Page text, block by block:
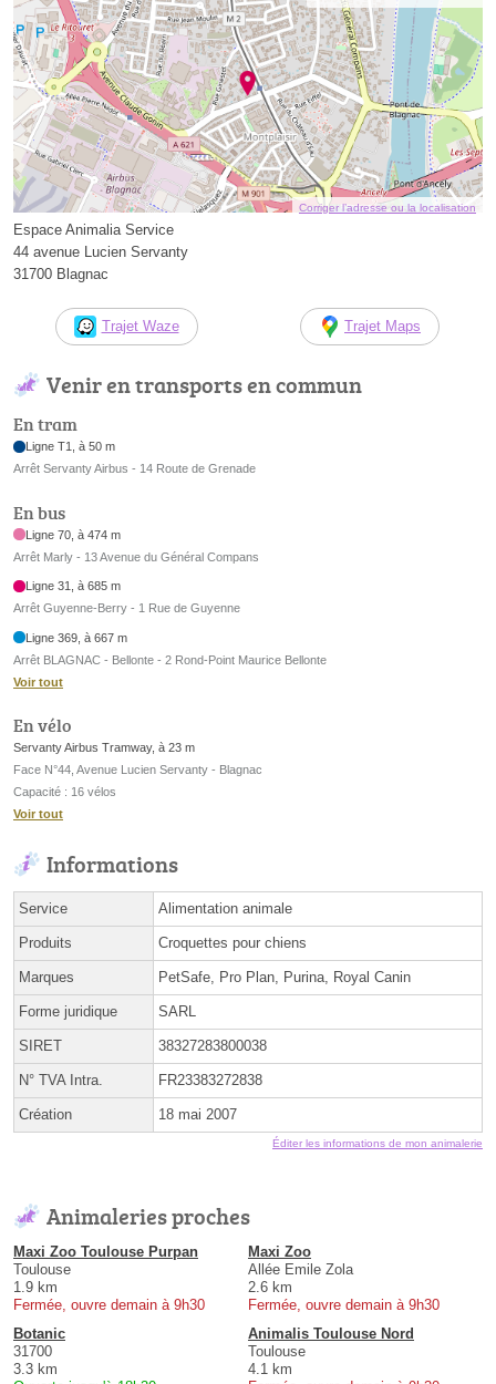
Corriger l’adresse ou la localisation
Espace Animalia Service
44 avenue Lucien Servanty
31700 Blagnac
Trajet Waze Trajet Maps
Venir en transports en commun
En tram
Ligne T1, à 50 m
Arrêt Servanty Airbus - 14 Route de Grenade
En bus
Ligne 70, à 474 m
Arrêt Marly - 13 Avenue du Général Compans
Ligne 31, à 685 m
Arrêt Guyenne-Berry - 1 Rue de Guyenne
Ligne 369, à 667 m
Arrêt BLAGNAC - Bellonte - 2 Rond-Point Maurice Bellonte
Voir tout
En vélo
Servanty Airbus Tramway, à 23 m
Face N°44, Avenue Lucien Servanty - Blagnac
Capacité : 16 vélos
Voir tout
Informations
Service Alimentation animale
Produits Croquettes pour chiens
Marques PetSafe, Pro Plan, Purina, Royal Canin
Forme juridique SARL
SIRET 38327283800038
N° TVA Intra. FR23383272838
Création 18 mai 2007
Éditer les informations de mon animalerie
Animaleries proches
Maxi Zoo Toulouse Purpan
Toulouse
1.9 km
Fermée, ouvre demain à 9h30
Maxi Zoo
Allée Emile Zola
2.6 km
Fermée, ouvre demain à 9h30
Botanic
31700
3.3 km
Animalis Toulouse Nord
Toulouse
4.1 km